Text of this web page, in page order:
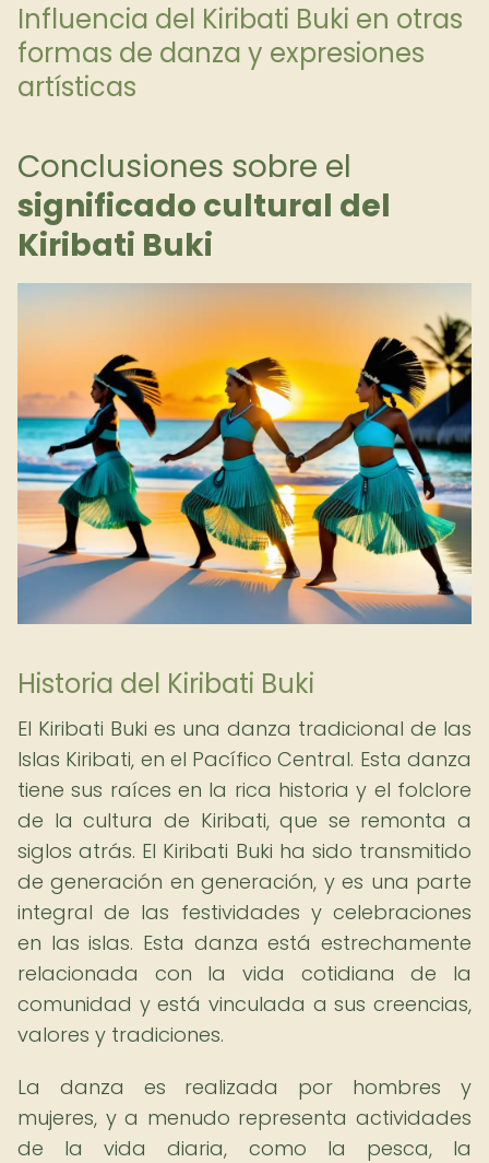
Influencia del Kiribati Buki en otras
formas de danza y expresiones
artísticas
Conclusiones sobre el
significado cultural del
Kiribati Buki
Historia del Kiribati Buki
El Kiribati Buki es una danza tradicional de las
Islas Kiribati, en el Pacífico Central. Esta danza
tiene sus raíces en la rica historia y el folclore
de la cultura de Kiribati, que se remonta a
siglos atrás. El Kiribati Buki ha sido transmitido
de generación en generación, y es una parte
integral de las festividades y celebraciones
en las islas. Esta danza está estrechamente
relacionada con la vida cotidiana de la
comunidad y está vinculada a sus creencias,
valores y tradiciones.
La danza es realizada por hombres y
mujeres, y a menudo representa actividades
de la vida diaria, como la pesca, la